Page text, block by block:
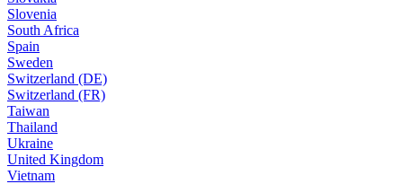
Slovenia
South Africa
Spain
Sweden
Switzerland (DE)
Switzerland (FR)
Taiwan
Thailand
Ukraine
United Kingdom
Vietnam